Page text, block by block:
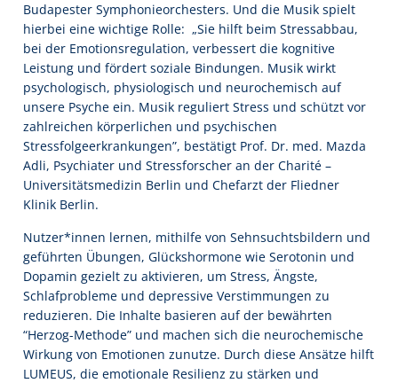
Budapester Symphonieorchesters. Und die Musik spielt
hierbei eine wichtige Rolle: „Sie hilft beim Stressabbau,
bei der Emotionsregulation, verbessert die kognitive
Leistung und fördert soziale Bindungen. Musik wirkt
psychologisch, physiologisch und neurochemisch auf
unsere Psyche ein. Musik reguliert Stress und schützt vor
zahlreichen körperlichen und psychischen
Stressfolgeerkrankungen”, bestätigt Prof. Dr. med. Mazda
Adli, Psychiater und Stressforscher an der Charité –
Universitätsmedizin Berlin und Chefarzt der Fliedner
Klinik Berlin.
Nutzer*innen lernen, mithilfe von Sehnsuchtsbildern und
geführten Übungen, Glückshormone wie Serotonin und
Dopamin gezielt zu aktivieren, um Stress, Ängste,
Schlafprobleme und depressive Verstimmungen zu
reduzieren. Die Inhalte basieren auf der bewährten
“Herzog-Methode” und machen sich die neurochemische
Wirkung von Emotionen zunutze. Durch diese Ansätze hilft
LUMEUS, die emotionale Resilienz zu stärken und